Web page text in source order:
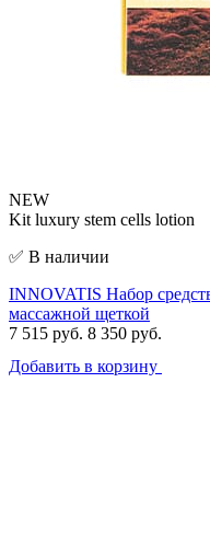
NEW
Kit luxury stem cells lotion
✅ В наличии
INNOVATIS Набор
массажной щеткой
7 515 руб. 8 350 руб.
Добавить в корзину